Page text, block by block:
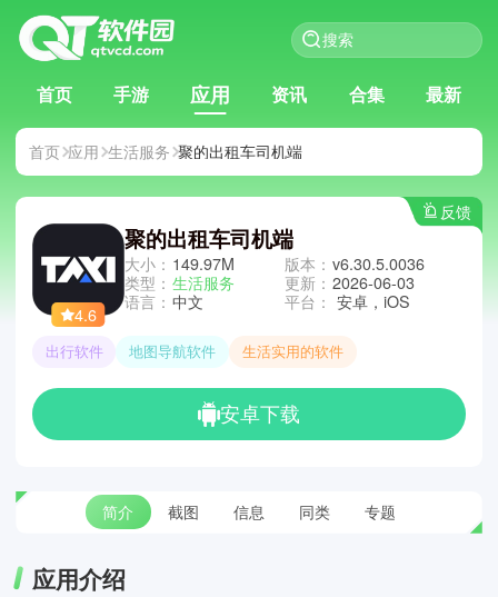
首页 手游 应用 资讯 合集 最新
首页 应用 生活服务 聚的出租车司机端
反馈
4.6
聚的出租车司机端
大小： 149.97M
类型： 生活服务
语言： 中文
版本： v6.30.5.0036
更新： 2026-06-03
平台： 安卓，iOS
出行软件 地图导航软件 生活实用的软件
安卓下载
简介 截图 信息 同类 专题
应用介绍